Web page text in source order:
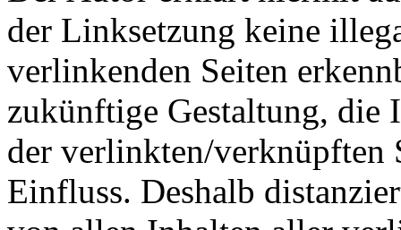
der Linksetzung keine
verlinkenden Seiten
zukünftige Gestaltung, die
der verlinkten/verknüpften
Einfluss. Deshalb